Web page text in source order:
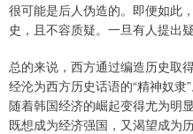
很可能是后人伪造的。即便如此
史，且不容质疑。一旦有人提出
总的来说，西方通过编造历史取
经沦为西方历史话语的“精神奴隶
随着韩国经济的崛起变得尤为明
既想成为经济强国，又渴望成为